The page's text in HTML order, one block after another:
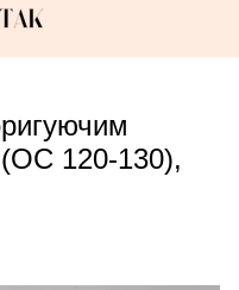
120-130),